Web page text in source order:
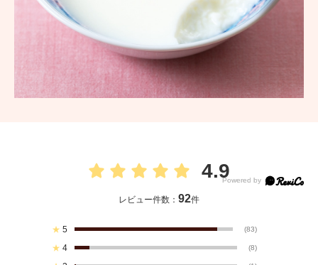
4.9
レビュー件数： 92件
★ 5 (83)
★ 4 (8)